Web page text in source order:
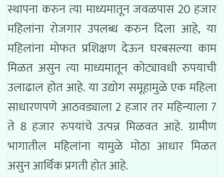
स्थापना करुन त्या माध्यमातून जवळपास 20 हजार
महिलांना रोजगार उपलब्ध करुन दिला आहे, या
महिलांना मोफत प्रशिक्षण देऊन घरबसल्या काम
मिळत असुन त्या माध्यमातून कोट्यावधी रुपयाची
उलाढाल होत आहे. या उद्योग समूहामुळे एक महिला
साधारणपणे आठवड्याला 2 हजार तर महिन्याला 7
ते 8 हजार रुपयांचे उत्पन्न मिळवत आहे. ग्रामीण
भागातील महिलांना यामुळे मोठा आधार मिळत
असुन आर्थिक प्रगती होत आहे.